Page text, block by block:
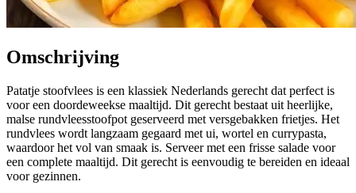
Omschrijving
Patatje stoofvlees is een klassiek Nederlands gerecht dat perfect is
voor een doordeweekse maaltijd. Dit gerecht bestaat uit heerlijke,
malse rundvleesstoofpot geserveerd met versgebakken frietjes. Het
rundvlees wordt langzaam gegaard met ui, wortel en currypasta,
waardoor het vol van smaak is. Serveer met een frisse salade voor
een complete maaltijd. Dit gerecht is eenvoudig te bereiden en ideaal
voor gezinnen.